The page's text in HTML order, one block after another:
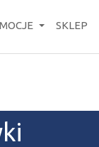
SKLEP